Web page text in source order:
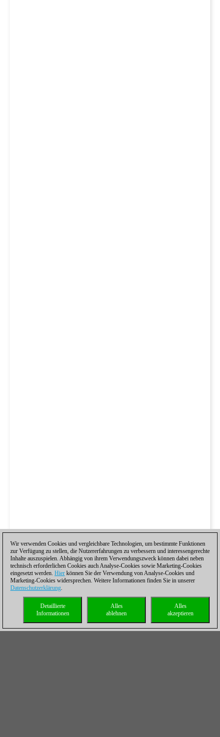
Wir verwenden Cookies und vergleichbare Technologien, um bestimmte Funktionen
zur Verfügung zu stellen, die Nutzererfahrungen zu verbessern und interessengerechte
Inhalte auszuspielen. Abhängig von ihrem Verwendungszweck können dabei neben
technisch erforderlichen Cookies auch Analyse-Cookies sowie Marketing-Cookies
eingesetzt werden. Hier können Sie der Verwendung von Analyse-Cookies und
Marketing-Cookies widersprechen. Weitere Informationen finden Sie in unserer
Datenschutzerklärung.
Alles
akzeptieren
Alles
ablehnen
Detaillierte
Informationen